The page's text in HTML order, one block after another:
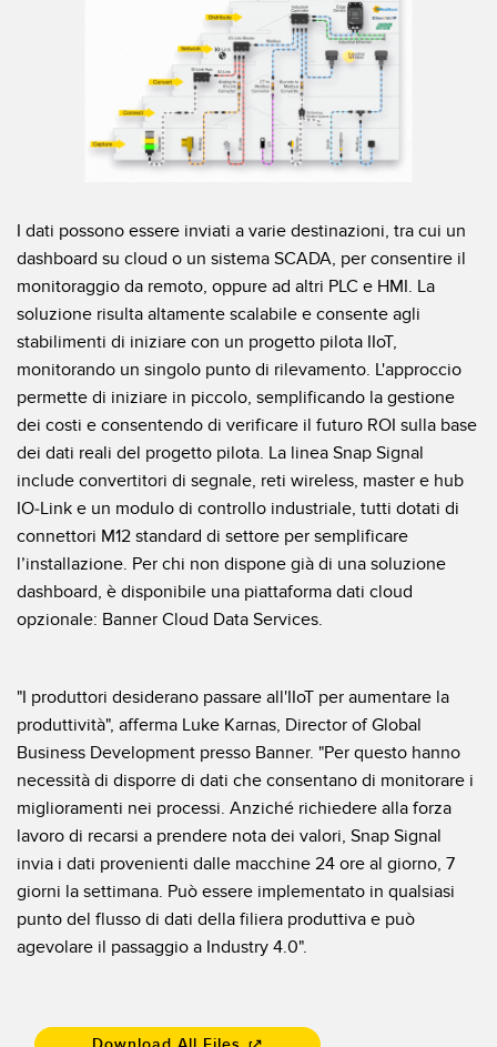
I dati possono essere inviati a varie destinazioni, tra cui un
dashboard su cloud o un sistema SCADA, per consentire il
monitoraggio da remoto, oppure ad altri PLC e HMI. La
soluzione risulta altamente scalabile e consente agli
stabilimenti di iniziare con un progetto pilota IIoT,
monitorando un singolo punto di rilevamento. L'approccio
permette di iniziare in piccolo, semplificando la gestione
dei costi e consentendo di verificare il futuro ROI sulla base
dei dati reali del progetto pilota. La linea Snap Signal
include convertitori di segnale, reti wireless, master e hub
IO-Link e un modulo di controllo industriale, tutti dotati di
connettori M12 standard di settore per semplificare
l’installazione. Per chi non dispone già di una soluzione
dashboard, è disponibile una piattaforma dati cloud
opzionale: Banner Cloud Data Services.
"I produttori desiderano passare all'IIoT per aumentare la
produttività", afferma Luke Karnas, Director of Global
Business Development presso Banner. "Per questo hanno
necessità di disporre di dati che consentano di monitorare i
miglioramenti nei processi. Anziché richiedere alla forza
lavoro di recarsi a prendere nota dei valori, Snap Signal
invia i dati provenienti dalle macchine 24 ore al giorno, 7
giorni la settimana. Può essere implementato in qualsiasi
punto del flusso di dati della filiera produttiva e può
agevolare il passaggio a Industry 4.0".